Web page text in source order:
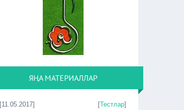
ЯҢА МАТЕРИАЛЛАР
[11.05.2017] [Тестлар]